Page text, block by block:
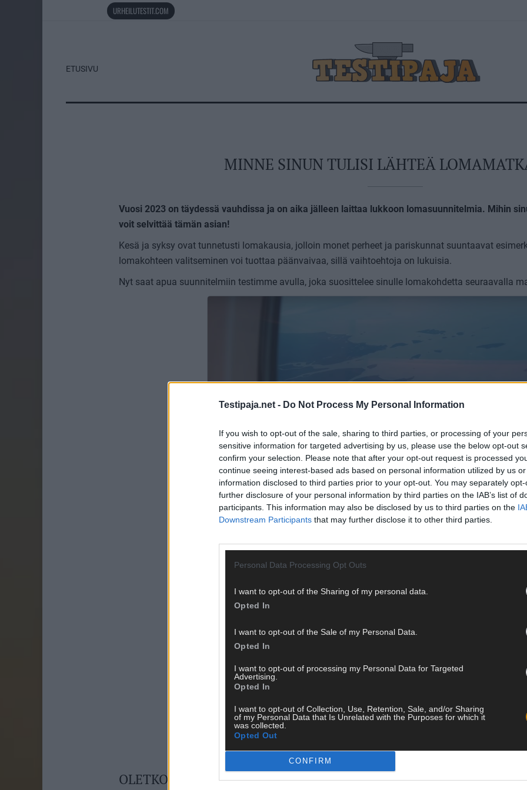
Testipaja.net - Do Not Process My Personal Information
If you wish to opt-out of the sale, sharing to third parties, or processing of your
sensitive information for targeted advertising by us, please use the below opt-out
confirm your selection. Please note that after your opt-out request is processed
continue seeing interest-based ads based on personal information utilized by us
information disclosed to third parties prior to your opt-out. You may separately
further disclosure of your personal information by third parties on the IAB’s list of
participants. This information may also be disclosed by us to third parties on the
Downstream Participants that may further disclose it to other third parties.
Personal Data Processing Opt Outs
I want to opt-out of the Sharing of my personal data.
Opted In
I want to opt-out of the Sale of my Personal Data.
Opted In
I want to opt-out of processing my Personal Data for Targeted
Advertising.
Opted In
I want to opt-out of Collection, Use, Retention, Sale, and/or Sharing
of my Personal Data that Is Unrelated with the Purposes for which it
was collected.
Opted Out
CONFIRM
URHEILUTESTIT.COM
ETUSIVU
MINNE SINUN TULISI LÄHTEÄ
Vuosi 2023 on täydessä vauhdissa ja on aika jälleen laittaa lukkoon lomasuunnitelmia. Mihin
voit selvittää tämän asian!
Kesä ja syksy ovat tunnetusti lomakausia, jolloin monet perheet ja pariskunnat suuntaavat
lomakohteen valitseminen voi tuottaa päänvaivaa, sillä vaihtoehtoja on lukuisia.
Nyt saat apua suunnitelmiin testimme avulla, joka suosittelee sinulle lomakohdetta seuraavalla
Jaa Facebookissa Jaa Twitterissä Jaa
OLETKO JO TESTANNUT?